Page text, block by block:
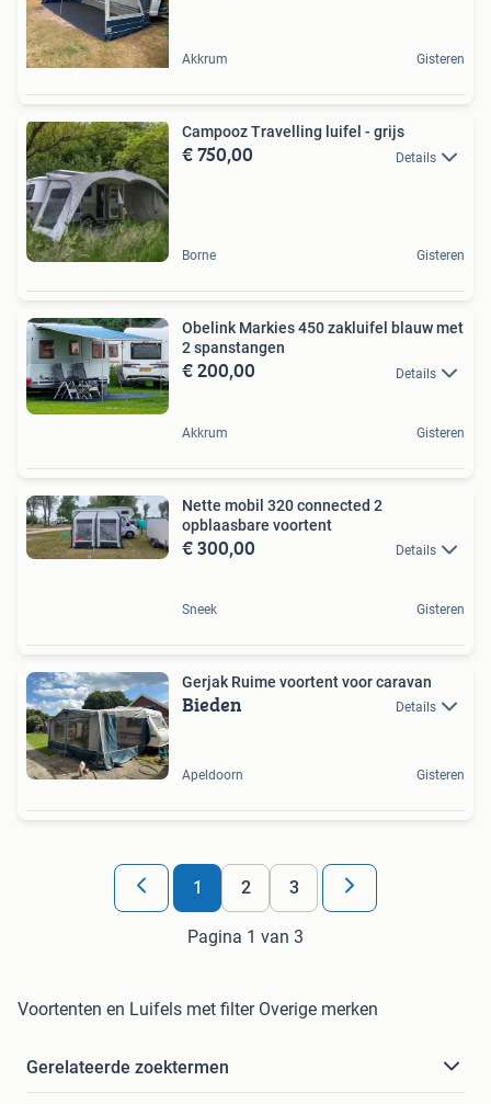
Akkrum Gisteren
Campooz Travelling luifel - grijs
€ 750,00 Details
Borne Gisteren
Obelink Markies 450 zakluifel blauw met
2 spanstangen
€ 200,00 Details
Akkrum Gisteren
Nette mobil 320 connected 2
opblaasbare voortent
€ 300,00 Details
Sneek Gisteren
Gerjak Ruime voortent voor caravan
Bieden Details
Apeldoorn Gisteren
1 2 3
Pagina 1 van 3
Voortenten en Luifels met filter Overige merken
Gerelateerde zoektermen